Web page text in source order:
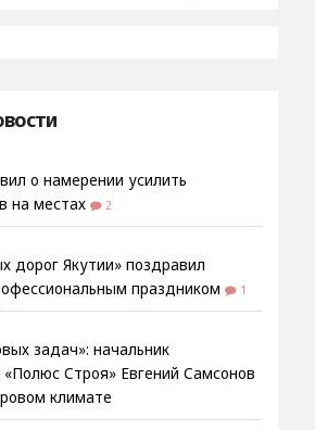
о намерении усилить
на местах
2
дорог Якутии» поздравил
праздником
1
задач»: начальник
Строя» Евгений Самсонов
климате